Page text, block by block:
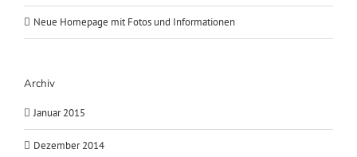
Neue Homepage mit Fotos und Informationen
Archiv
Januar 2015
Dezember 2014